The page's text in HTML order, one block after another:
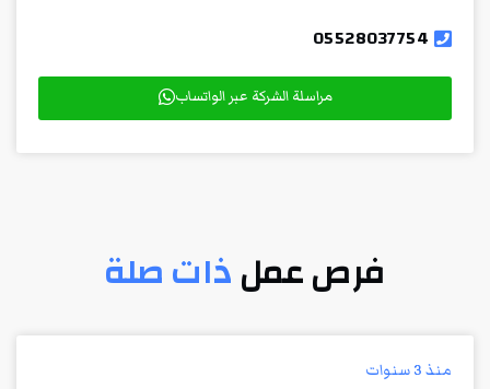
05528037754
مراسلة الشركة عبر الواتساب
فرص عملذات صلة
منذ 3 سنوات